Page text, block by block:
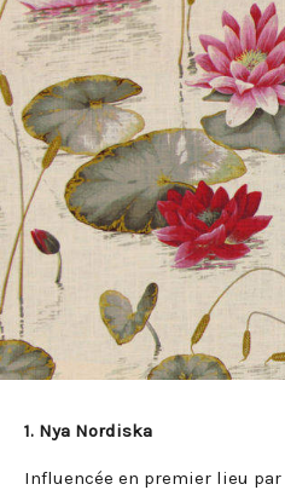
1. Nya Nordiska
Influencée en premier lieu par